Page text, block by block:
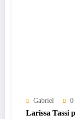
Gabriel 0
Larissa Tassi